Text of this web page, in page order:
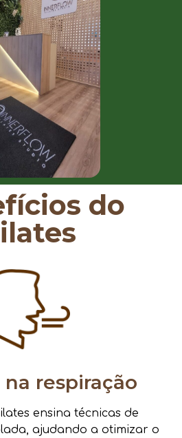
do
respiração
ensina técnicas de
ajudando a otimizar o